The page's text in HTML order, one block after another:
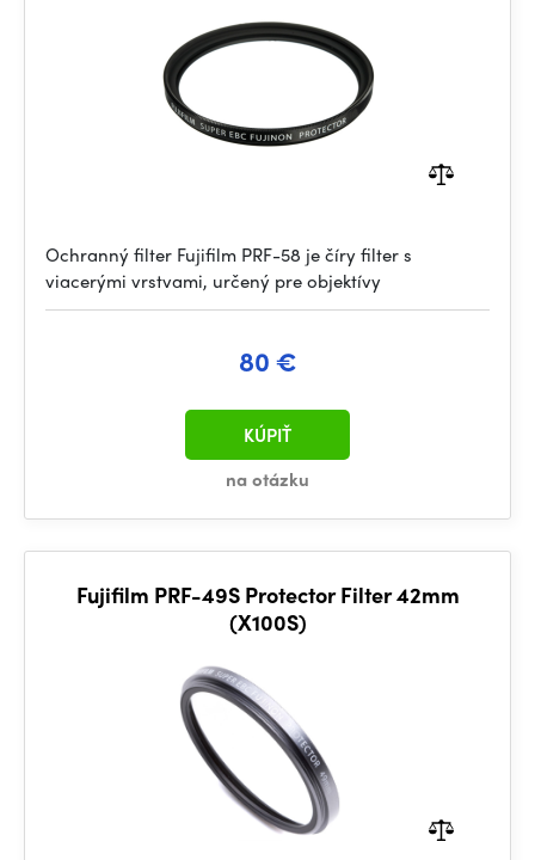
Ochranný filter Fujifilm PRF-58 je číry filter s
viacerými vrstvami, určený pre objektívy
80 €
na otázku
KÚPIŤ
Fujifilm PRF-49S Protector Filter 42mm
(X100S)